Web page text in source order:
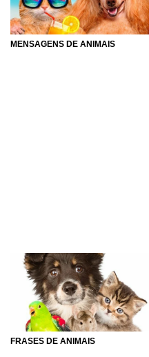
MENSAGENS DE ANIMAIS
FRASES DE ANIMAIS